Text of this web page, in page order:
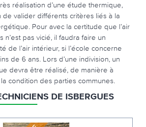
réalisation d’une étude thermique,
de valider différents critères liés à la
Pour avec la certitude que l’air
n’est pas vicié, il faudra faire un
de l’air intérieur, si l’école concerne
de 6 ans. Lors d’une indivision, un
devra être réalisé, de manière à
condition des parties communes.
DE ISBERGUES